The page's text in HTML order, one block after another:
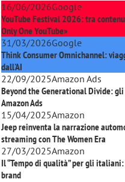
16/06/2026Google
YouTube Festival 2026: tra
Only One YouTube»
31/03/2026Google
Think Consumer Omnichannel:
dall'AI
22/09/2025Amazon Ads
Beyond the Generational Divide:
Amazon Ads
15/04/2025Amazon
Jeep reinventa la narrazione
streaming conThe Women Era
27/03/2025Amazon
Il “Tempo di qualità” per gli
brand